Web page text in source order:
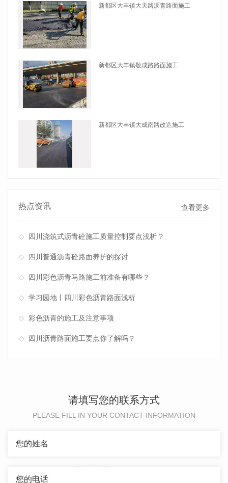
新都区大丰镇大天路沥青路面施工
新都区大丰镇敬成路路面施工
新都区大丰镇大成南路改造施工
热点资讯 查看更多
四川浇筑式沥青砼施工质量控制要点浅析 ?
四川普通沥青砼路面养护的探讨
四川彩色沥青马路施工前准备有哪些？
学习园地丨四川彩色沥青路面浅析
彩色沥青的施工及注意事项
四川沥青路面施工要点你了解吗？
请填写您的联系方式
PLEASE FILL IN YOUR CONTACT INFORMATION